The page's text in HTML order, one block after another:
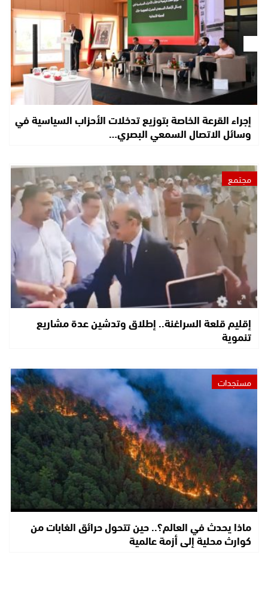
إجراء القرعة الخاصة بتوزيع تدخلات الأحزاب السياسية في
وسائل الاتصال السمعي البصري…
مجتمع
إقليم قلعة السراغنة.. إطلاق وتدشين عدة مشاريع
تنموية
مستجدات
ماذا يحدث في العالم؟.. حين تتحول حرائق الغابات من
كوارث محلية إلى أزمة عالمية